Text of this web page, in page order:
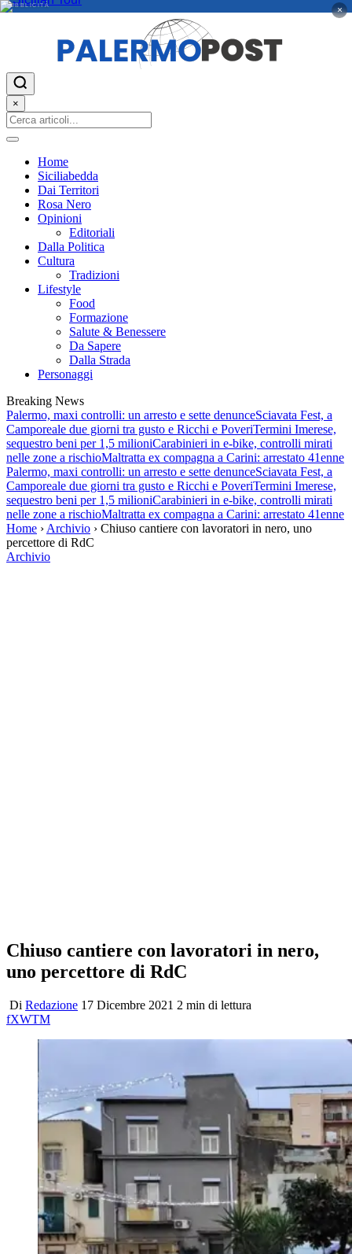
PUBBLICITÀ ×
×
Home
Siciliabedda
Dai Territori
Rosa Nero
Opinioni
Editoriali
Dalla Politica
Cultura
Tradizioni
Lifestyle
Food
Formazione
Salute & Benessere
Da Sapere
Dalla Strada
Personaggi
Breaking News
Palermo, maxi controlli: un arresto e sette denunceSciavata Fest, a
Camporeale due giorni tra gusto e Ricchi e PoveriTermini Imerese,
sequestro beni per 1,5 milioniCarabinieri in e-bike, controlli mirati
nelle zone a rischioMaltratta ex compagna a Carini: arrestato 41enne
Palermo, maxi controlli: un arresto e sette denunceSciavata Fest, a
Camporeale due giorni tra gusto e Ricchi e PoveriTermini Imerese,
sequestro beni per 1,5 milioniCarabinieri in e-bike, controlli mirati
nelle zone a rischioMaltratta ex compagna a Carini: arrestato 41enne
Home › Archivio › Chiuso cantiere con lavoratori in nero, uno
percettore di RdC
Archivio
Chiuso cantiere con lavoratori in nero,
uno percettore di RdC
Di Redazione 17 Dicembre 2021 2 min di lettura
fXWTM